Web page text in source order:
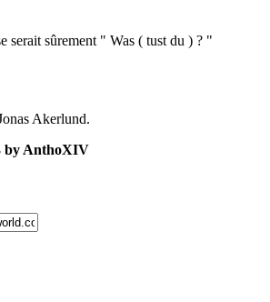
serait sûrement " Was ( tust du ) ? "
Akerlund.
by AnthoXIV